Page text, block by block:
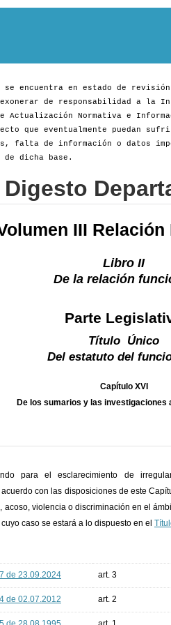
se encuentra en estado de
de responsabilidad a la
Actualización Normativa e
que eventualmente puedan
falta de información o datos
dicha base.
Digesto
III Relación
Libro II
De la relación
Parte
Título Único
Del estatuto del
Capítulo XVI
De los sumarios y las investigaciones
para el esclarecimiento de
con las disposiciones de este
acoso, violencia o discriminación en el
caso se estará a lo dispuesto en el
de 23.09.2024 art. 3
de 02.07.2012 art. 2